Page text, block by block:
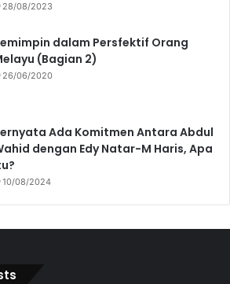
28/08/2023
dalam Persfektif Orang
(Bagian 2)
26/06/2020
Ada Komitmen Antara Abdul
dengan Edy Natar-M Haris, Apa
10/08/2024